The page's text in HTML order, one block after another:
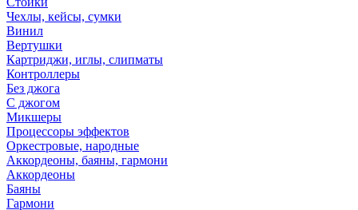
Чехлы, кейсы, сумки
Винил
Вертушки
Картриджи, иглы, слипматы
Контроллеры
Без джога
С джогом
Микшеры
Процессоры эффектов
Оркестровые, народные
Аккордеоны, баяны, гармони
Аккордеоны
Баяны
Гармони